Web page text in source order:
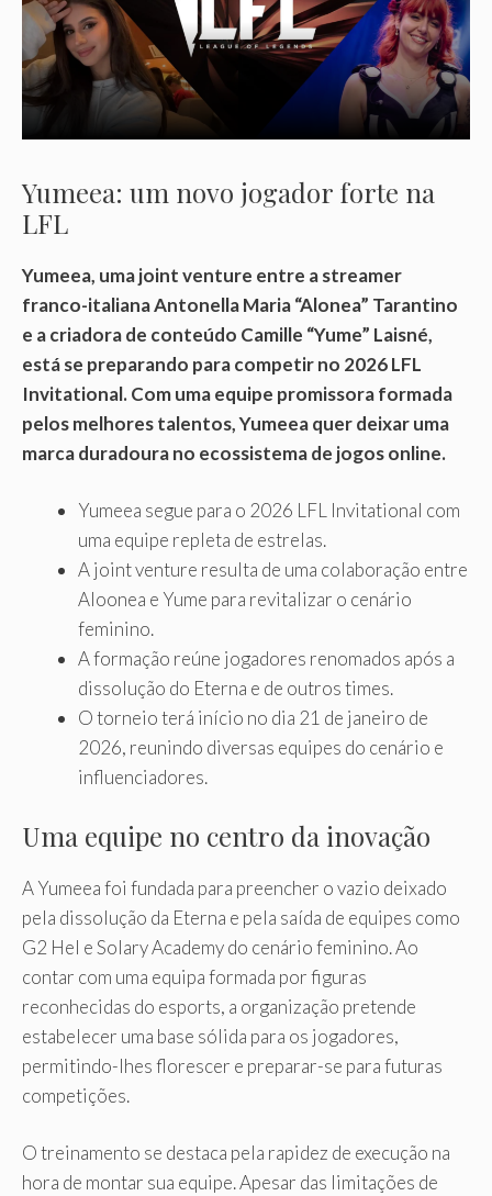
Yumeea: um novo jogador forte na
LFL
Yumeea, uma joint venture entre a streamer
franco-italiana Antonella Maria “Alonea” Tarantino
e a criadora de conteúdo Camille “Yume” Laisné,
está se preparando para competir no 2026 LFL
Invitational. Com uma equipe promissora formada
pelos melhores talentos, Yumeea quer deixar uma
marca duradoura no ecossistema de jogos online.
Yumeea segue para o 2026 LFL Invitational com
uma equipe repleta de estrelas.
A joint venture resulta de uma colaboração entre
Aloonea e Yume para revitalizar o cenário
feminino.
A formação reúne jogadores renomados após a
dissolução do Eterna e de outros times.
O torneio terá início no dia 21 de janeiro de
2026, reunindo diversas equipes do cenário e
influenciadores.
Uma equipe no centro da inovação
A Yumeea foi fundada para preencher o vazio deixado
pela dissolução da Eterna e pela saída de equipes como
G2 Hel e Solary Academy do cenário feminino. Ao
contar com uma equipa formada por figuras
reconhecidas do esports, a organização pretende
estabelecer uma base sólida para os jogadores,
permitindo-lhes florescer e preparar-se para futuras
competições.
O treinamento se destaca pela rapidez de execução na
hora de montar sua equipe. Apesar das limitações de